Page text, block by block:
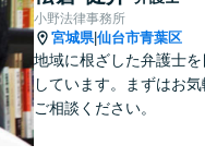
小野法律事務所
宮城県|仙台市青葉区
地域に根ざした弁護士を
しています。まずはお気
ご相談ください。